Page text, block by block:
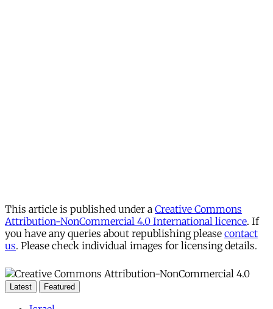
This article is published under a Creative Commons
Attribution-NonCommercial 4.0 International licence. If
you have any queries about republishing please contact
us. Please check individual images for licensing details.
Latest Featured